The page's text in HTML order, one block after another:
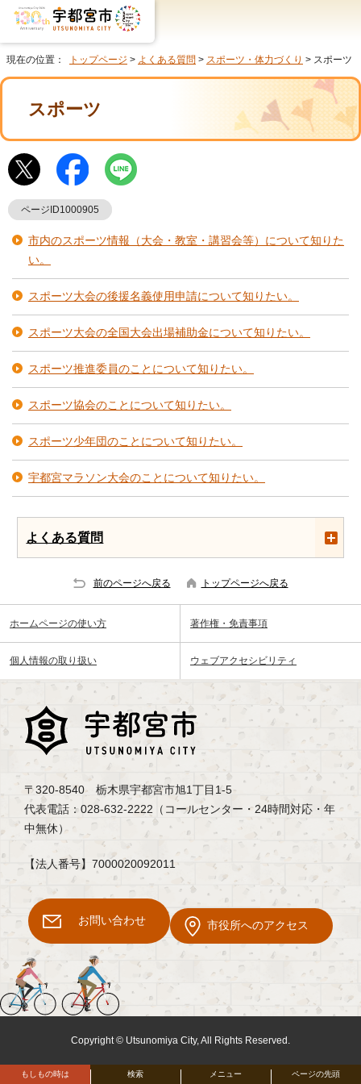
現在の位置： トップページ > よくある質問 > スポーツ・体力づくり > スポーツ
スポーツ
ページID1000905
市内のスポーツ情報（大会・教室・講習会等）について知りた
い。
スポーツ大会の後援名義使用申請について知りたい。
スポーツ大会の全国大会出場補助金について知りたい。
スポーツ推進委員のことについて知りたい。
スポーツ協会のことについて知りたい。
スポーツ少年団のことについて知りたい。
宇都宮マラソン大会のことについて知りたい。
よくある質問
前のページへ戻る トップページへ戻る
検索
もしもの時は メニュー ページの先頭
ホームページの使い方 著作権・免責事項
個人情報の取り扱い ウェブアクセシビリティ
〒320-8540 栃木県宇都宮市旭1丁目1-5
代表電話：028-632-2222（コールセンター・24時間対応・年
中無休）
【法人番号】7000020092011
お問い合わせ 市役所へのアクセス
Copyright © Utsunomiya City, All Rights Reserved.